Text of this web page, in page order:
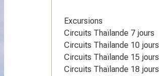
Excursions
Circuits Thaïlande 7 jours
Circuits Thailande 10 jours
Circuits Thaïlande 15 jours
Circuits Thaïlande 18 jours